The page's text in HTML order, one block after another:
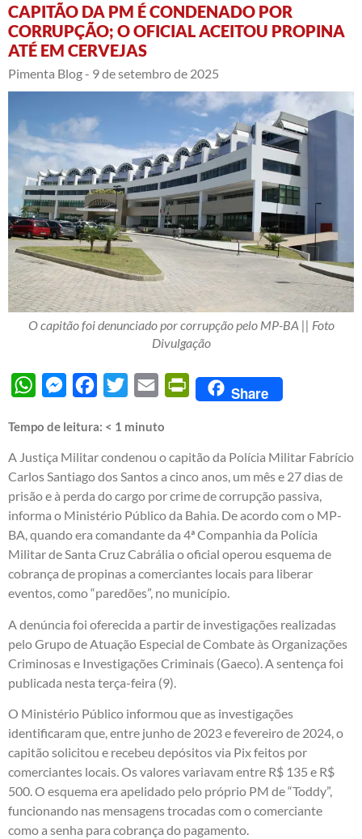
CAPITÃO DA PM É CONDENADO POR
CORRUPÇÃO; O OFICIAL ACEITOU PROPINA
ATÉ EM CERVEJAS
Pimenta Blog - 9 de setembro de 2025
O capitão foi denunciado por corrupção pelo MP-BA || Foto
Divulgação
WhatsAppMessengerFacebook
Twitter Email PrintFriendly
Share
Tempo de leitura: < 1 minuto
A Justiça Militar condenou o capitão da Polícia Militar Fabrício
Carlos Santiago dos Santos a cinco anos, um mês e 27 dias de
prisão e à perda do cargo por crime de corrupção passiva,
informa o Ministério Público da Bahia. De acordo com o MP-
BA, quando era comandante da 4ª Companhia da Polícia
Militar de Santa Cruz Cabrália o oficial operou esquema de
cobrança de propinas a comerciantes locais para liberar
eventos, como “paredões”, no município.
A denúncia foi oferecida a partir de investigações realizadas
pelo Grupo de Atuação Especial de Combate às Organizações
Criminosas e Investigações Criminais (Gaeco). A sentença foi
publicada nesta terça-feira (9).
O Ministério Público informou que as investigações
identificaram que, entre junho de 2023 e fevereiro de 2024, o
capitão solicitou e recebeu depósitos via Pix feitos por
comerciantes locais. Os valores variavam entre R$ 135 e R$
500. O esquema era apelidado pelo próprio PM de “Toddy”,
funcionando nas mensagens trocadas com o comerciante
como a senha para cobrança do pagamento.